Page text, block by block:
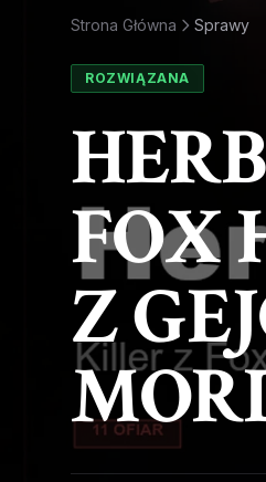
Strona Główna Sprawy
ROZWIĄZANA
FOX
Z